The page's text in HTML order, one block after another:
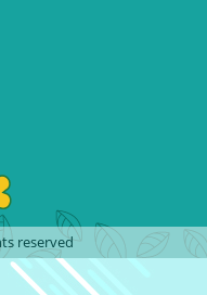
reserved